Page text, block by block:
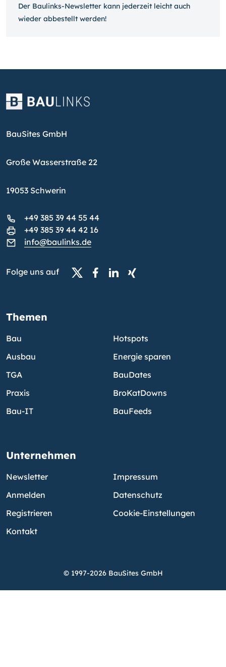
Der Baulinks-Newsletter kann jeder­zeit leicht auch
wieder ab­bestellt werden!
BauSites GmbH
Große Wasserstraße 22
19053 Schwerin
+49 385 39 44 55 44
+49 385 39 44 42 16
info@baulinks.de
Folge uns auf
Themen
Bau
Ausbau
TGA
Praxis
Bau-IT
Hotspots
Energie sparen
BauDates
BroKatDowns
BauFeeds
Unternehmen
Newsletter
Anmelden
Registrieren
Kontakt
Impressum
Datenschutz
Cookie-Einstellungen
© 1997-2026 BauSites GmbH